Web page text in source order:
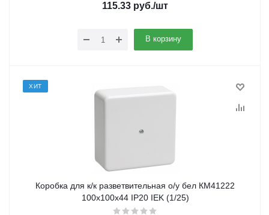
115.33 руб./шт
В корзину
ХИТ
Коробка для к/к разветвительная о/у бел КМ41222
100х100х44 IP20 IEK (1/25)